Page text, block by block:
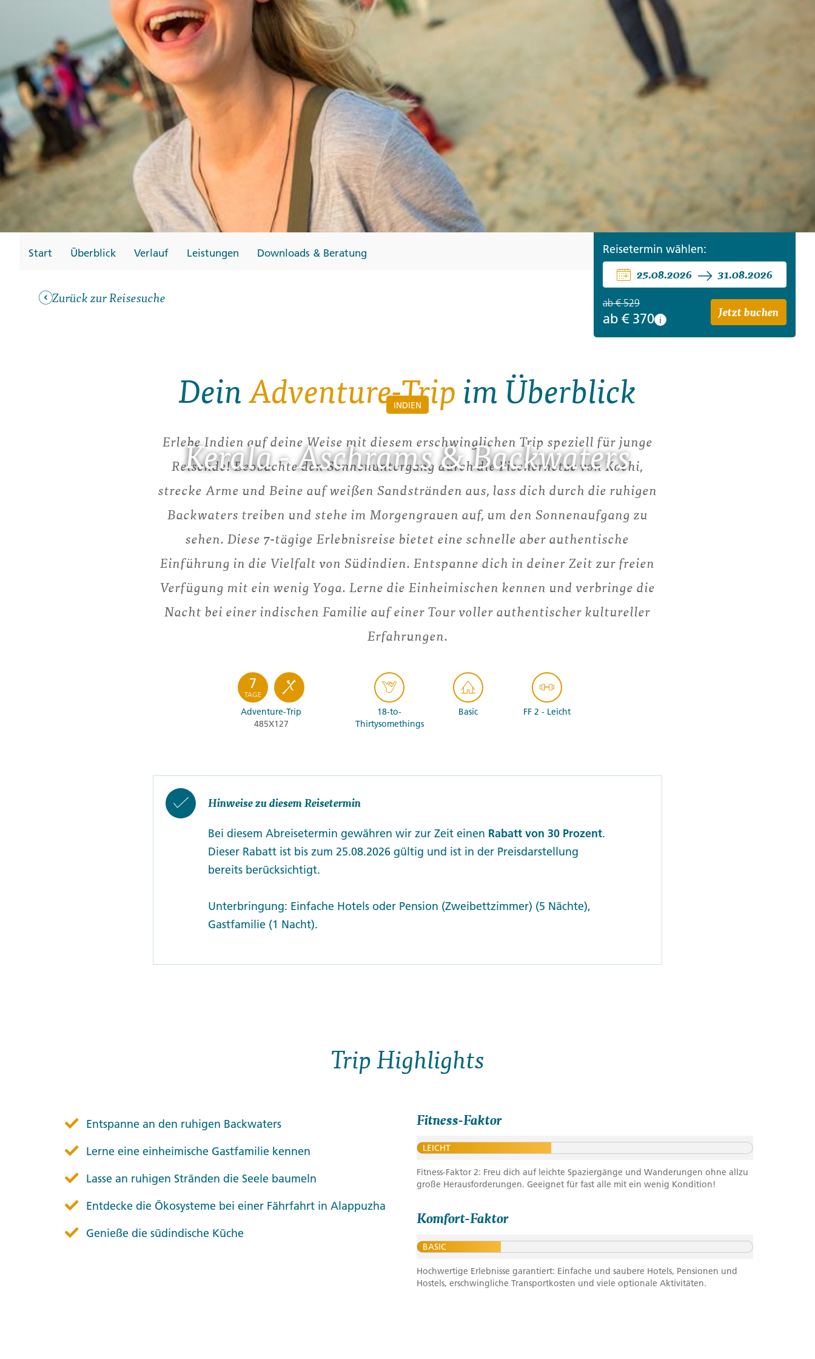
Finnland
Zypern
→ +49 (0) 431 5446-0
Gutscheine
Messen und Veranstaltungen
Notfallteam und
Krisenmanagement
→ +49 (0) 431 5446-0 Reisefinder öffnen
→ Beratung +49 (0) 431 5446-0 Reisefinder öffnen
INDIEN
Kerala - Aschrams & Backwaters
Start Überblick Verlauf Leistungen Downloads & Beratung
Zurück zur Reisesuche
Reisetermin wählen:
25.08.2026 31.08.2026
ab€ 529
ab € 370 i Jetzt buchen
DeinAdventure-Trip im Überblick
Erlebe Indien auf deine Weise mit diesem erschwinglichen Trip speziell für junge
Reisende! Beobachte den Sonnenuntergang durch die Fischernetze von Kochi,
strecke Arme und Beine auf weißen Sandstränden aus, lass dich durch die ruhigen
Backwaters treiben und stehe im Morgengrauen auf, um den Sonnenaufgang zu
sehen. Diese 7-tägige Erlebnisreise bietet eine schnelle aber authentische
Einführung in die Vielfalt von Südindien. Entspanne dich in deiner Zeit zur freien
Verfügung mit ein wenig Yoga. Lerne die Einheimischen kennen und verbringe die
Nacht bei einer indischen Familie auf einer Tour voller authentischer kultureller
Erfahrungen.
7
TAGE
Adventure-Trip
485X127
18-to-
Thirtysomethings
Basic FF 2 - Leicht
Hinweise zu diesem Reisetermin
Bei diesem Abreisetermin gewähren wir zur Zeit einen Rabatt von 30 Prozent.
Dieser Rabatt ist bis zum 25.08.2026 gültig und ist in der Preisdarstellung
bereits berücksichtigt.
Unterbringung: Einfache Hotels oder Pension (Zweibettzimmer) (5 Nächte),
Gastfamilie (1 Nacht).
Trip Highlights
Entspanne an den ruhigen Backwaters
Lerne eine einheimische Gastfamilie kennen
Lasse an ruhigen Stränden die Seele baumeln
Entdecke die Ökosysteme bei einer Fährfahrt in Alappuzha
Genieße die südindische Küche
Fitness-Faktor
LEICHT
Fitness-Faktor 2: Freu dich auf leichte Spaziergänge und Wanderungen ohne allzu
große Herausforderungen. Geeignet für fast alle mit ein wenig Kondition!
Komfort-Faktor
BASIC
Hochwertige Erlebnisse garantiert: Einfache und saubere Hotels, Pensionen und
Hostels, erschwingliche Transportkosten und viele optionale Aktivitäten.